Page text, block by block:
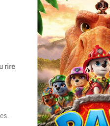
rire